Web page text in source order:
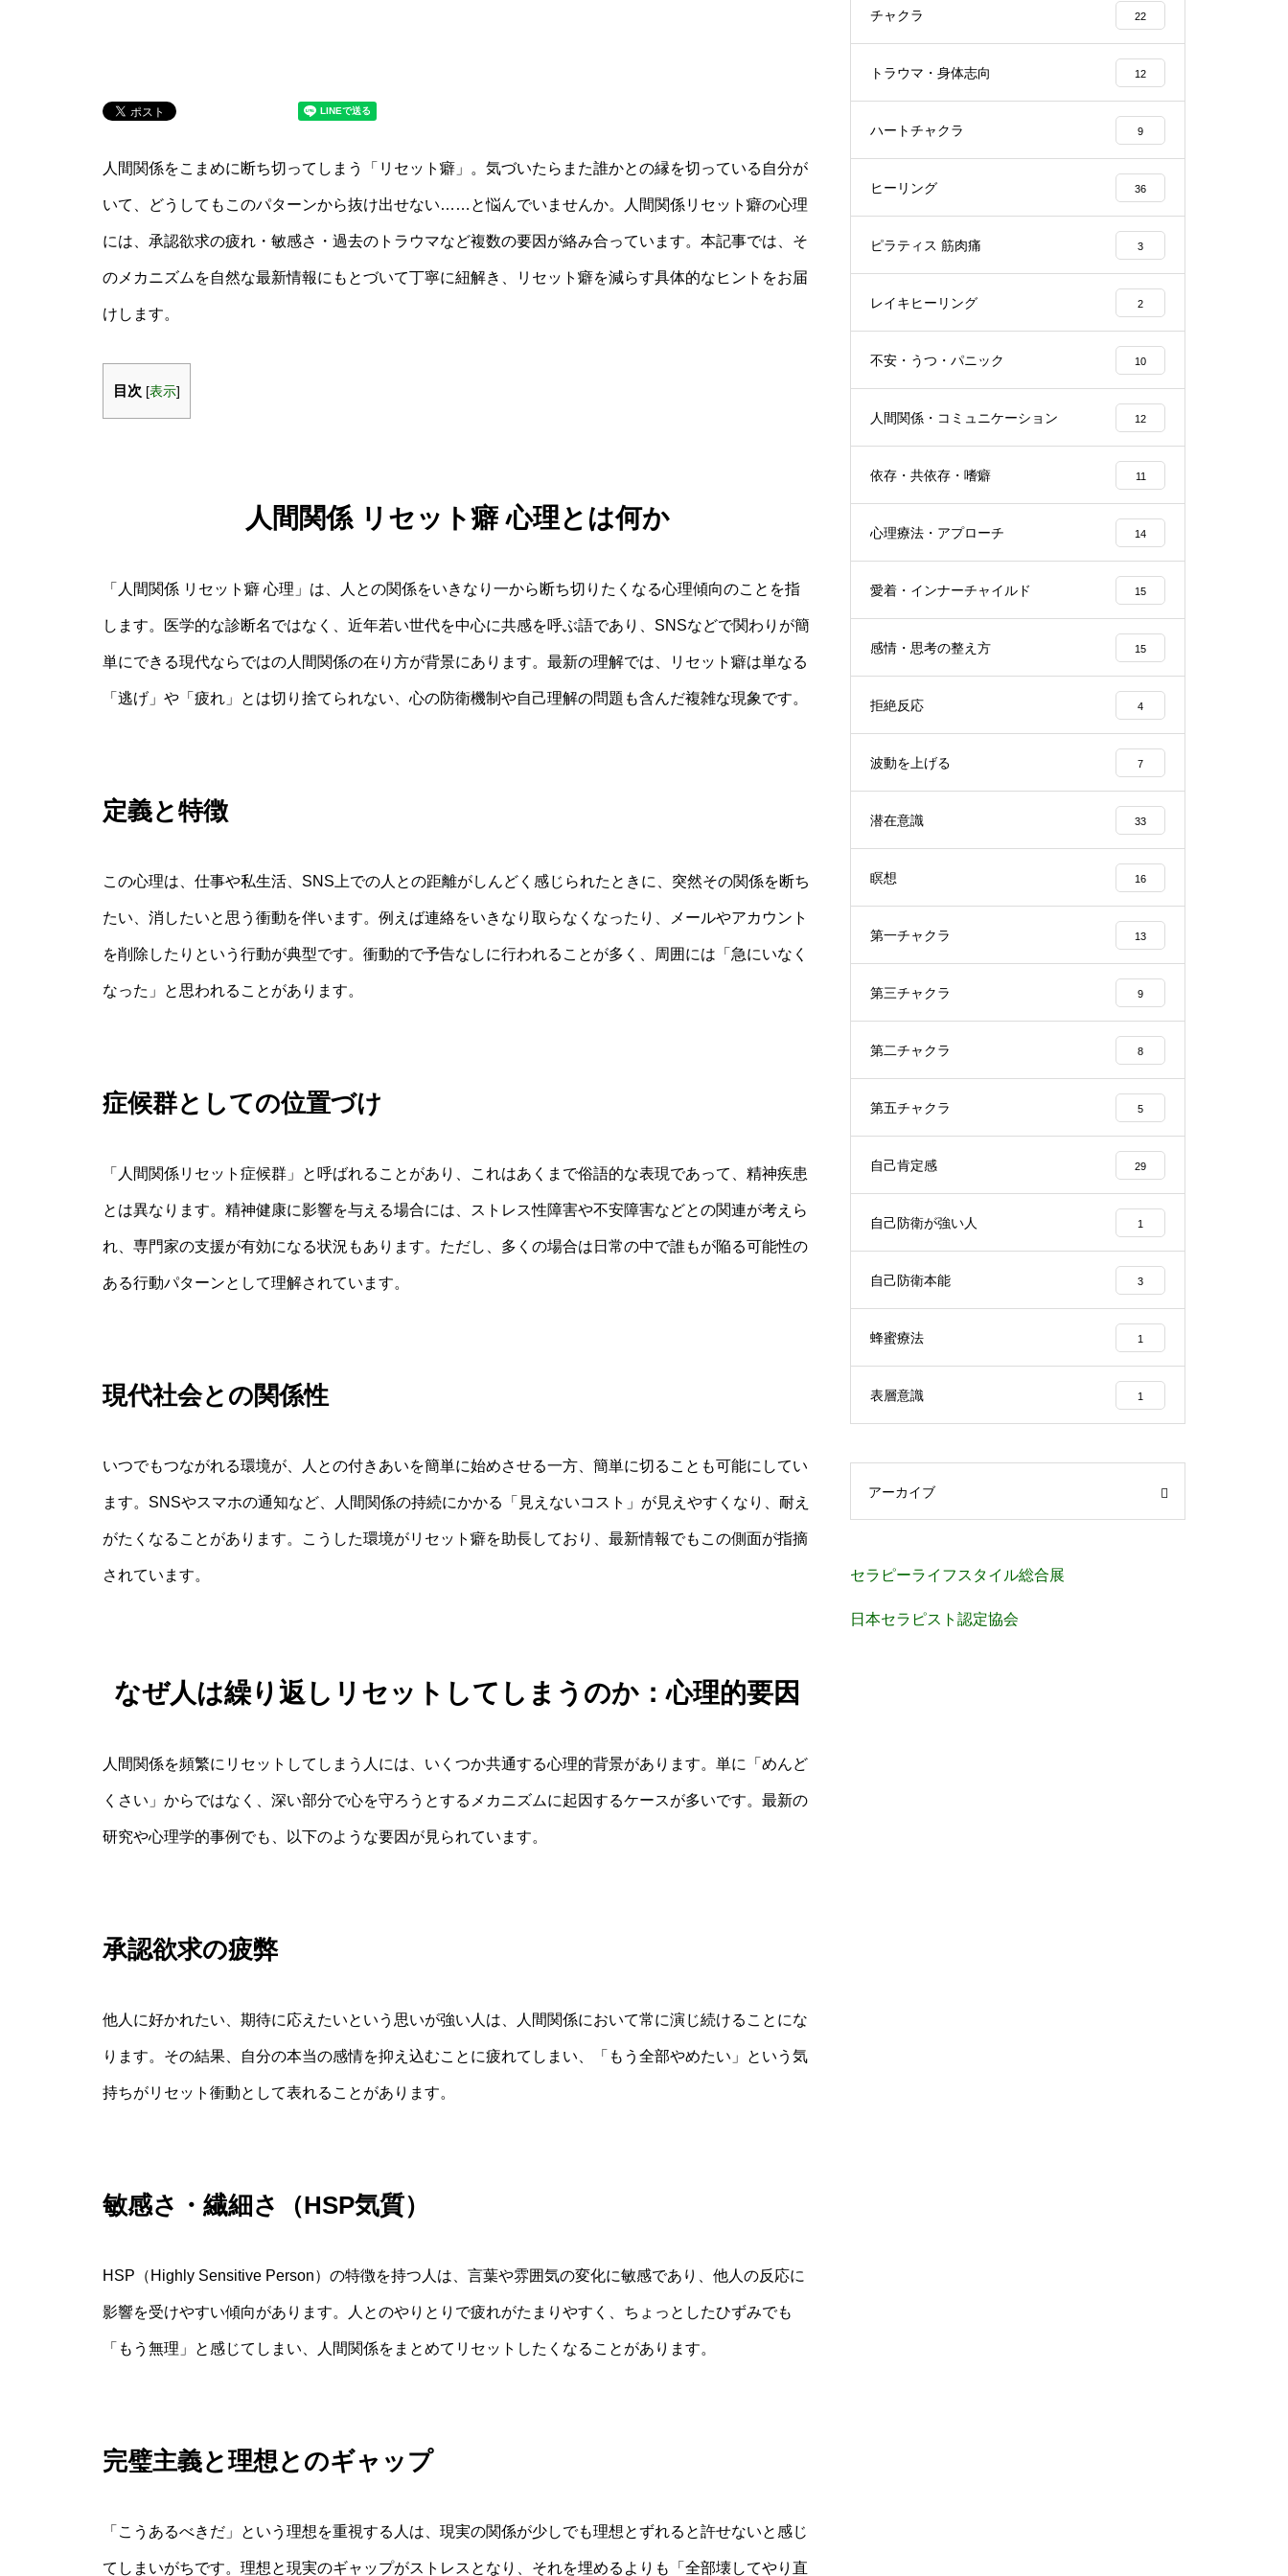
人間関係をこまめに断ち切ってしまう「リセット癖」。気づいたらまた誰かとの縁を切っている自分が
いて、どうしてもこのパターンから抜け出せない……と悩んでいませんか。人間関係リセット癖の心理
には、承認欲求の疲れ・敏感さ・過去のトラウマなど複数の要因が絡み合っています。本記事では、そ
のメカニズムを自然な最新情報にもとづいて丁寧に紐解き、リセット癖を減らす具体的なヒントをお届
けします。
目次 [表示]
人間関係 リセット癖 心理とは何か
「人間関係 リセット癖 心理」は、人との関係をいきなり一から断ち切りたくなる心理傾向のことを指
します。医学的な診断名ではなく、近年若い世代を中心に共感を呼ぶ語であり、SNSなどで関わりが簡
単にできる現代ならではの人間関係の在り方が背景にあります。最新の理解では、リセット癖は単なる
「逃げ」や「疲れ」とは切り捨てられない、心の防衛機制や自己理解の問題も含んだ複雑な現象です。
定義と特徴
この心理は、仕事や私生活、SNS上での人との距離がしんどく感じられたときに、突然その関係を断ち
たい、消したいと思う衝動を伴います。例えば連絡をいきなり取らなくなったり、メールやアカウント
を削除したりという行動が典型です。衝動的で予告なしに行われることが多く、周囲には「急にいなく
なった」と思われることがあります。
症候群としての位置づけ
「人間関係リセット症候群」と呼ばれることがあり、これはあくまで俗語的な表現であって、精神疾患
とは異なります。精神健康に影響を与える場合には、ストレス性障害や不安障害などとの関連が考えら
れ、専門家の支援が有効になる状況もあります。ただし、多くの場合は日常の中で誰もが陥る可能性の
ある行動パターンとして理解されています。
現代社会との関係性
いつでもつながれる環境が、人との付きあいを簡単に始めさせる一方、簡単に切ることも可能にしてい
ます。SNSやスマホの通知など、人間関係の持続にかかる「見えないコスト」が見えやすくなり、耐え
がたくなることがあります。こうした環境がリセット癖を助長しており、最新情報でもこの側面が指摘
されています。
なぜ人は繰り返しリセットしてしまうのか：心理的要因
人間関係を頻繁にリセットしてしまう人には、いくつか共通する心理的背景があります。単に「めんど
くさい」からではなく、深い部分で心を守ろうとするメカニズムに起因するケースが多いです。最新の
研究や心理学的事例でも、以下のような要因が見られています。
承認欲求の疲弊
他人に好かれたい、期待に応えたいという思いが強い人は、人間関係において常に演じ続けることにな
ります。その結果、自分の本当の感情を抑え込むことに疲れてしまい、「もう全部やめたい」という気
持ちがリセット衝動として表れることがあります。
敏感さ・繊細さ（HSP気質）
HSP（Highly Sensitive Person）の特徴を持つ人は、言葉や雰囲気の変化に敏感であり、他人の反応に
影響を受けやすい傾向があります。人とのやりとりで疲れがたまりやすく、ちょっとしたひずみでも
「もう無理」と感じてしまい、人間関係をまとめてリセットしたくなることがあります。
完璧主義と理想とのギャップ
「こうあるべきだ」という理想を重視する人は、現実の関係が少しでも理想とずれると許せないと感じ
てしまいがちです。理想と現実のギャップがストレスとなり、それを埋めるよりも「全部壊してやり直
チャクラ 22
トラウマ・身体志向 12
ハートチャクラ 9
ヒーリング 36
ピラティス 筋肉痛 3
レイキヒーリング 2
不安・うつ・パニック 10
人間関係・コミュニケーション 12
依存・共依存・嗜癖 11
心理療法・アプローチ 14
愛着・インナーチャイルド 15
感情・思考の整え方 15
拒絶反応 4
波動を上げる 7
潜在意識 33
瞑想 16
第一チャクラ 13
第三チャクラ 9
第二チャクラ 8
第五チャクラ 5
自己肯定感 29
自己防衛が強い人 1
自己防衛本能 3
蜂蜜療法 1
表層意識 1
アーカイブ
セラピーライフスタイル総合展
日本セラピスト認定協会